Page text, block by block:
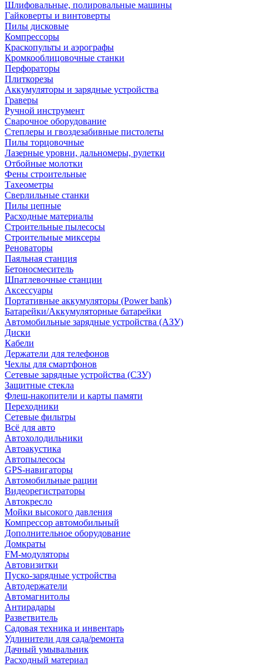
Шлифовальные, полировальные машины
Гайковерты и винтоверты
Пилы дисковые
Компрессоры
Краскопульты и аэрографы
Кромкооблицовочные станки
Перфораторы
Плиткорезы
Аккумуляторы и зарядные устройства
Граверы
Ручной инструмент
Сварочное оборудование
Степлеры и гвоздезабивные пистолеты
Пилы торцовочные
Лазерные уровни, дальномеры, рулетки
Отбойные молотки
Фены строительные
Тахеометры
Сверлильные станки
Пилы цепные
Расходные материалы
Строительные пылесосы
Строительные миксеры
Реноваторы
Паяльная станция
Бетоносмеситель
Шпатлевочные станции
Аксессуары
Портативные аккумуляторы (Power bank)
Батарейки/Аккумуляторные батарейки
Автомобильные зарядные устройства (АЗУ)
Диски
Кабели
Держатели для телефонов
Чехлы для смартфонов
Сетевые зарядные устройства (СЗУ)
Защитные стекла
Флеш-накопители и карты памяти
Переходники
Сетевые фильтры
Всё для авто
Автохолодильники
Автоакустика
Автопылесосы
GPS-навигаторы
Автомобильные рации
Видеорегистраторы
Автокресло
Мойки высокого давления
Компрессор автомобильный
Дополнительное оборудование
Домкраты
FM-модуляторы
Автовизитки
Пуско-зарядные устройства
Автодержатели
Автомагнитолы
Антирадары
Разветвитель
Садовая техника и инвентарь
Удлинители для сада/ремонта
Дачный умывальник
Расходный материал